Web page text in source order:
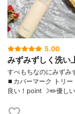
5.00
みずみずしく洗い
すべもちなのにみず
⏹カバーマーク トリ
良い！point ☽✏️優し